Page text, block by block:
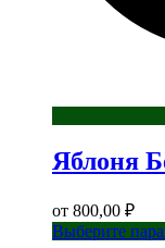
Яблоня
от 800,00 ₽
Выберите